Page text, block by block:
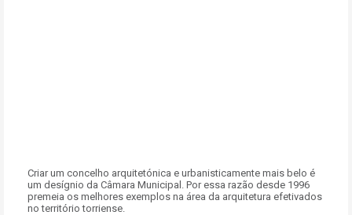
Criar um concelho arquitetónica e urbanisticamente mais belo é
um desígnio da Câmara Municipal. Por essa razão desde 1996
premeia os melhores exemplos na área da arquitetura efetivados
no território torriense.